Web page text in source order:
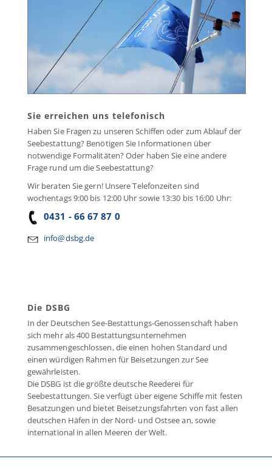
Sie erreichen uns telefonisch
Haben Sie Fragen zu unseren Schiffen oder zum Ablauf der
Seebestattung? Benötigen Sie Informationen über
notwendige Formalitäten? Oder haben Sie eine andere
Frage rund um die Seebestattung?
Wir beraten Sie gern! Unsere Telefonzeiten sind
wochentags 9:00 bis 12:00 Uhr sowie 13:30 bis 16:00 Uhr:
0431 - 66 67 87 0
info@dsbg.de
Die DSBG
In der Deutschen See-Bestattungs-Genossenschaft haben
sich mehr als 400 Bestattungsunternehmen
zusammengeschlossen, die einen hohen Standard und
einen würdigen Rahmen für Beisetzungen zur See
gewährleisten.
Die DSBG ist die größte deutsche Reederei für
Seebestattungen. Sie verfügt über eigene Schiffe mit festen
Besatzungen und bietet Beisetzungsfahrten von fast allen
deutschen Häfen in der Nord- und Ostsee an, sowie
international in allen Meeren der Welt.